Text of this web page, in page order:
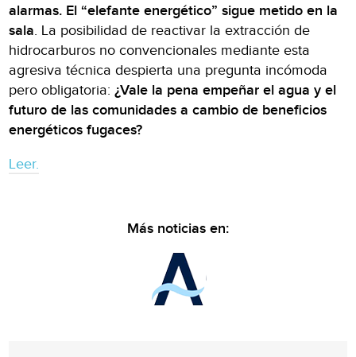
alarmas. El “elefante energético” sigue metido en la
sala. La posibilidad de reactivar la extracción de
hidrocarburos no convencionales mediante esta
agresiva técnica despierta una pregunta incómoda
pero obligatoria:¿Vale la pena empeñar el agua y el
futuro de las comunidades a cambio de beneficios
energéticos fugaces?
Leer.
Más noticias en: